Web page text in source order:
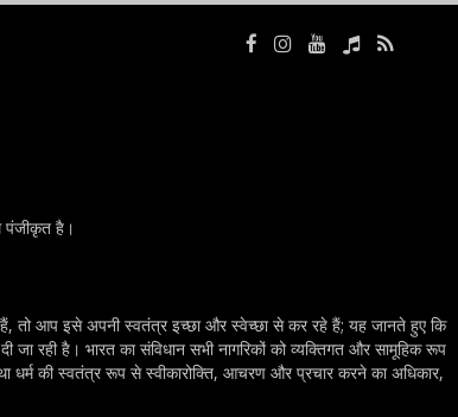
पंजीकृत है।
तो आप इसे अपनी स्वतंत्र इच्छा और स्वेच्छा से कर रहे हैं; यह जानते हुए कि
रही है। भारत का संविधान सभी नागरिकों को व्यक्तिगत और सामूहिक रूप
धर्म की स्वतंत्र रूप से स्वीकारोक्ति, आचरण और प्रचार करने का अधिकार,